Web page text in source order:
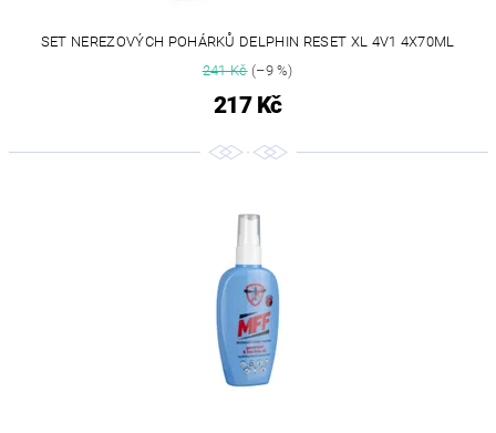
SET NEREZOVÝCH POHÁRKŮ DELPHIN RESET XL 4V1 4X70ML
241 Kč(–9 %)
217 Kč